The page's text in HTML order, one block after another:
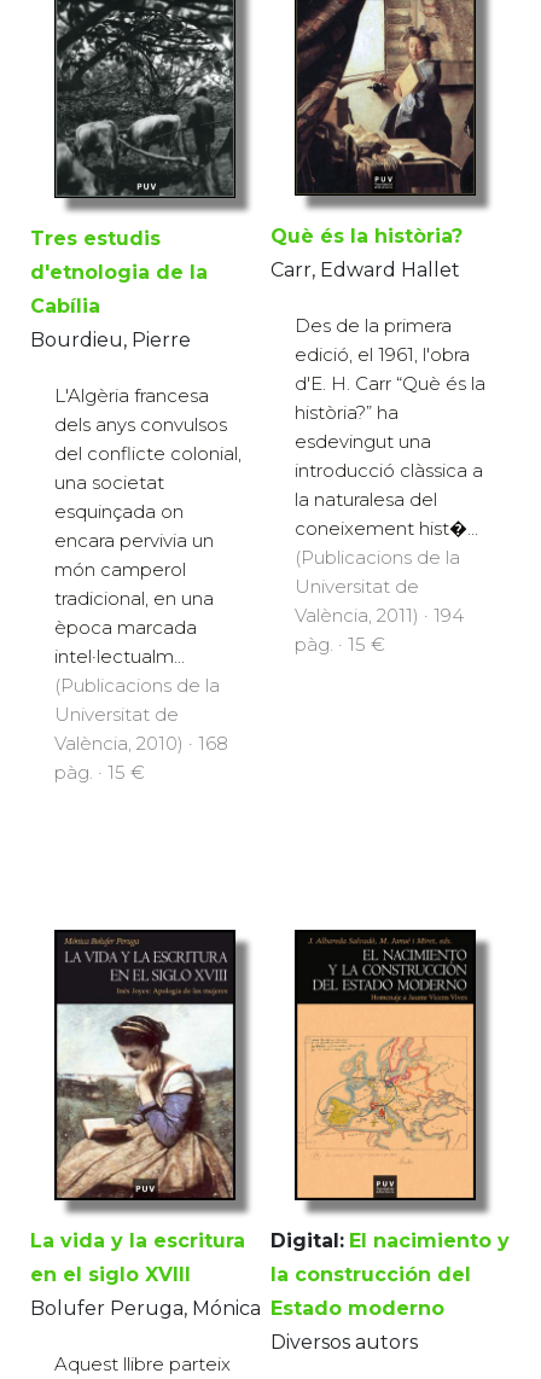
Tres estudis
d'etnologia de la
Cabília
Bourdieu, Pierre
L'Algèria francesa
dels anys convulsos
del conflicte colonial,
una societat
esquinçada on
encara pervivia un
món camperol
tradicional, en una
època marcada
intel·lectualm...
(Publicacions de la
Universitat de
València, 2010) · 168
pàg. · 15 €
Què és la història?
Carr, Edward Hallet
Des de la primera
edició, el 1961, l'obra
d'E. H. Carr “Què és la
història?” ha
esdevingut una
introducció clàssica a
la naturalesa del
coneixement hist�...
(Publicacions de la
Universitat de
València, 2011) · 194
pàg. · 15 €
La vida y la escritura
en el siglo XVIII
Bolufer Peruga, Mónica
Aquest llibre parteix
Digital: El nacimiento y
la construcción del
Estado moderno
Diversos autors